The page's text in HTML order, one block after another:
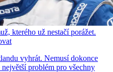
kterého už nestačí porážet.
vyhrát. Nemusí dokonce
problém pro všechny